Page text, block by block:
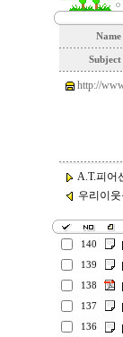
Name
Subject
http://
A.T.피어
우리이
140
139
138
137
136